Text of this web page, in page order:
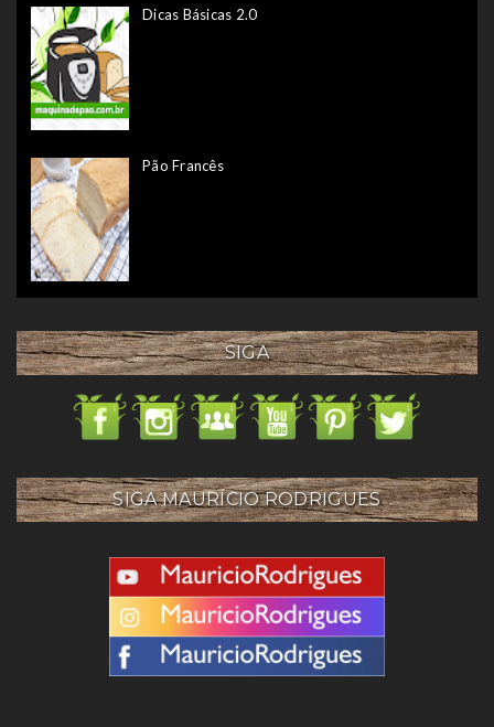
Dicas Básicas 2.0
Pão Francês
SIGA
SIGA MAURÍCIO RODRIGUES